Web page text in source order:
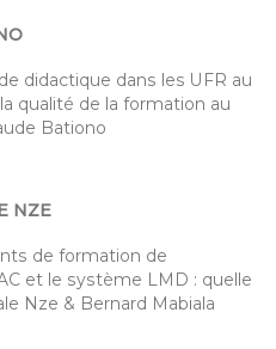
didactique dans les UFR au
qualité de la formation au
Bationo
NZE
de formation de
et le système LMD : quelle
Nze & Bernard Mabiala